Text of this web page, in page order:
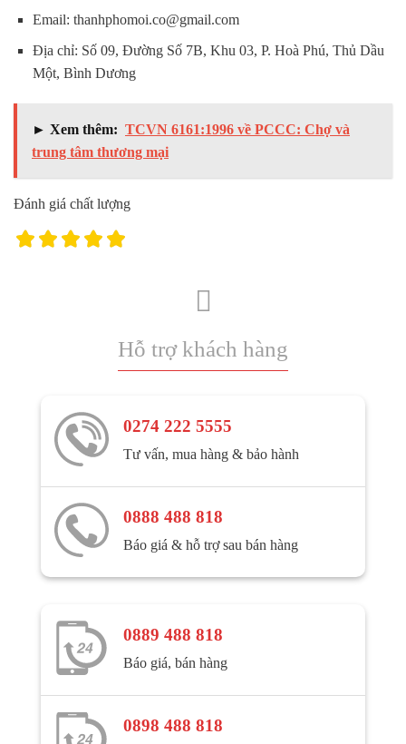
Email: thanhphomoi.co@gmail.com
Địa chỉ: Số 09, Đường Số 7B, Khu 03, P. Hoà Phú, Thủ Dầu
Một, Bình Dương
► Xem thêm: TCVN 6161:1996 về PCCC: Chợ và
trung tâm thương mại
Đánh giá chất lượng
Hỗ trợ khách hàng
0274 222 5555
Tư vấn, mua hàng & bảo hành
0888 488 818
Báo giá & hỗ trợ sau bán hàng
0889 488 818
Báo giá, bán hàng
0898 488 818